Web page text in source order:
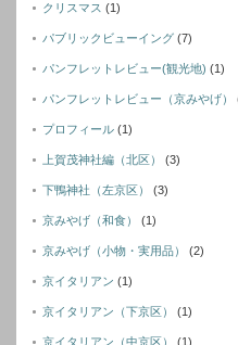
クリスマス (1)
パブリックビューイング (7)
パンフレットレビュー(観光地) (1)
パンフレットレビュー（京みやげ）
プロフィール (1)
上賀茂神社編（北区） (3)
下鴨神社（左京区） (3)
京みやげ（和食） (1)
京みやげ（小物・実用品） (2)
京イタリアン (1)
京イタリアン（下京区） (1)
京イタリアン（中京区） (1)